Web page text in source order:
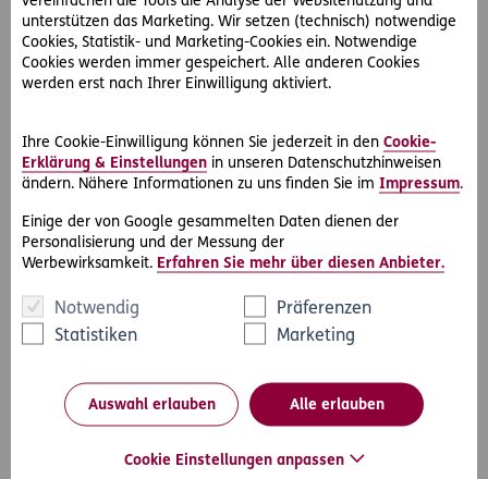
unterstützen das Marketing. Wir setzen (technisch) notwendige
Cookies, Statistik- und Marketing-Cookies ein. Notwendige
Cookies werden immer gespeichert. Alle anderen Cookies
werden erst nach Ihrer Einwilligung aktiviert.
Ihre Cookie-Einwilligung können Sie jederzeit in den Cookie-
Erklärung & Einstellungen in unseren Datenschutzhinweisen
ändern. Nähere Informationen zu uns finden Sie im Impressum.
Einige der von Google gesammelten Daten dienen der
Personalisierung und der Messung der
Werbewirksamkeit. Erfahren Sie mehr über diesen Anbieter.
Notwendig
Präferenzen
Statistiken
Marketing
Auswahl erlauben Alle erlauben
Cookie Einstellungen anpassen
#Rechtsfälle #Ausbildung
2019-01-01
Fragen zum Pflichtpraktikum! Was nun?
ein Pflichtpraktikum absolvieren. Da sie bei ihren Eltern im
Rahmen des D.A.S.…